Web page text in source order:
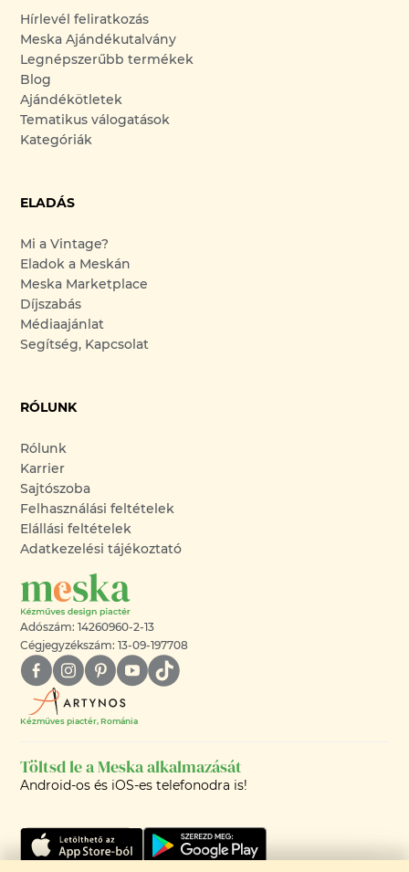
Hírlevél feliratkozás
Meska Ajándékutalvány
Legnépszerűbb termékek
Blog
Ajándékötletek
Tematikus válogatások
Kategóriák
ELADÁS
Mi a Vintage?
Eladok a Meskán
Meska Marketplace
Díjszabás
Médiaajánlat
Segítség, Kapcsolat
RÓLUNK
Rólunk
Karrier
Sajtószoba
Felhasználási feltételek
Elállási feltételek
Adatkezelési tájékoztató
Adószám: 14260960-2-13
Cégjegyzékszám: 13-09-197708
Kézműves piactér, Románia
Töltsd le a Meska alkalmazását
Android-os és iOS-es telefonodra is!